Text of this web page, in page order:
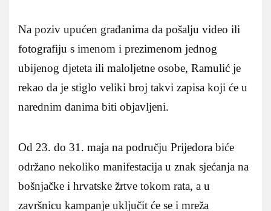
Na poziv upućen građanima da pošalju video ili
fotografiju s imenom i prezimenom jednog
ubijenog djeteta ili maloljetne osobe, Ramulić je
rekao da je stiglo veliki broj takvi zapisa koji će u
narednim danima biti objavljeni.
Od 23. do 31. maja na području Prijedora biće
održano nekoliko manifestacija u znak sjećanja na
bošnjačke i hrvatske žrtve tokom rata, a u
završnicu kampanje uključit će se i mreža